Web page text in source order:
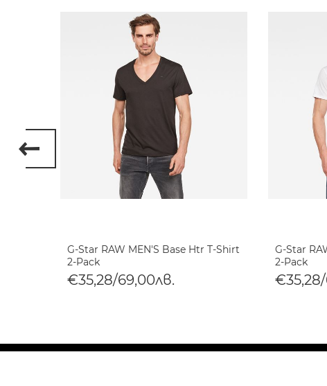
G-Star RAW MEN'S Base Htr T-Shirt
2-Pack
€35,28/69,00лв.
G-Star
2-Pack